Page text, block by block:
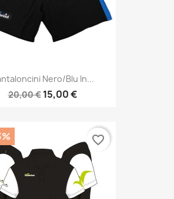
Nero/blu In...
20,00 € 15,00 €
favorite_border